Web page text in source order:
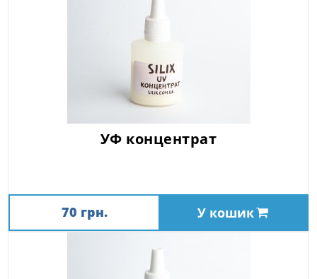
УФ концентрат
70 грн. У кошик